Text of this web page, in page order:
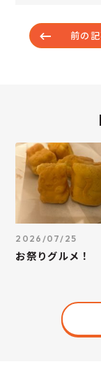
前の
2026/07/25
お祭りグルメ！